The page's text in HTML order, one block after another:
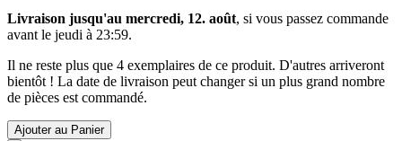
Livraison jusqu'au mercredi, 12. août, si vous passez commande
avant le jeudi à 23:59.
Il ne reste plus que 4 exemplaires de ce produit. D'autres arriveront
bientôt ! La date de livraison peut changer si un plus grand nombre
de pièces est commandé.
Ajouter au Panier